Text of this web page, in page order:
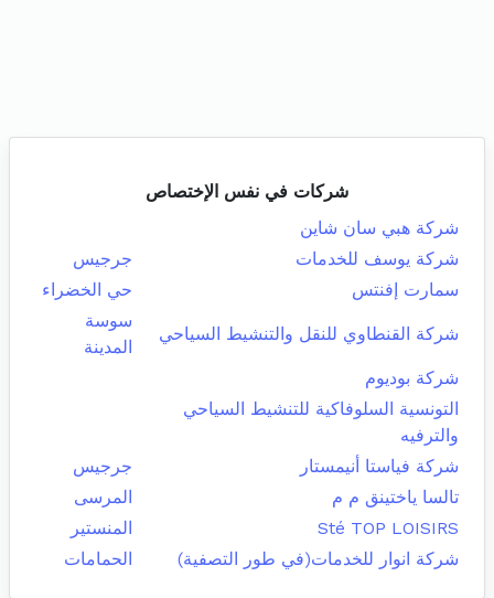
شركات في نفس الإختصاص
شركة هبي سان شاين
شركة يوسف للخدمات
جرجيس
سمارت إفنتس
حي الخضراء
شركة القنطاوي للنقل والتنشيط السياحي
سوسة
المدينة
شركة بوديوم
التونسية السلوفاكية للتنشيط السياحي
والترفيه
شركة فياستا أنيمستار
جرجيس
تالسا ياختينق م م
المرسى
Sté TOP LOISIRS
المنستير
شركة انوار للخدمات(في طور التصفية)
الحمامات